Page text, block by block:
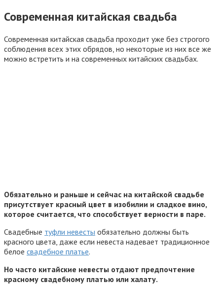
Современная китайская свадьба
Современная китайская свадьба проходит уже без строгого
соблюдения всех этих обрядов, но некоторые из них все же
можно встретить и на современных китайских свадьбах.
Обязательно и раньше и сейчас на китайской свадьбе
присутствует красный цвет в изобилии и сладкое вино,
которое считается, что способствует верности в паре.
Свадебные туфли невесты обязательно должны быть
красного цвета, даже если невеста надевает традиционное
белое свадебное платье.
Но часто китайские невесты отдают предпочтение
красному свадебному платью или халату.